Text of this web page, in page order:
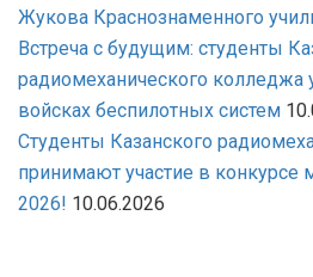
Жукова Краснознаменного
Встреча с будущим: студенты
радиомеханического колледжа
войсках беспилотных систем
Студенты Казанского
принимают участие в
2026! 10.06.2026